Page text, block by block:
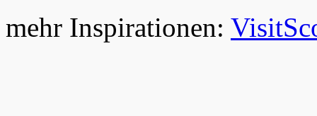
mehr Inspirationen: